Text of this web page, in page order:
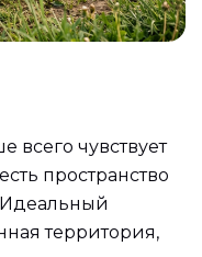
всего чувствует
пространство
Идеальный
территория,